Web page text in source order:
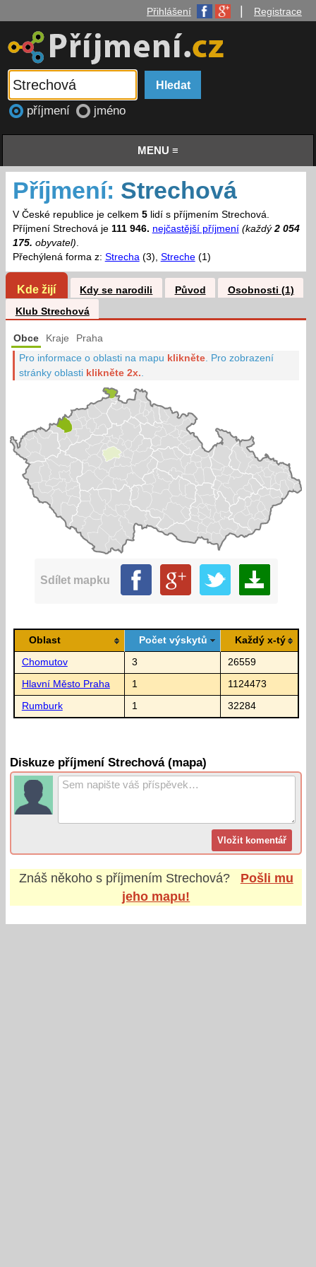
Přihlášení Registrace
příjmení jméno
MENU ≡
Příjmení: Strechová
V České republice je celkem 5lidí s příjmením Strechová.
Příjmení Strechová je 111 946. nejčastější příjmení (každý2 054
175. obyvatel).
Přechýlená forma z: Strecha(3), Streche(1)
Kde žijí Kdy se narodili Původ
Osobnosti (1)
Klub Strechová
Obce Kraje Praha
Pro informace o oblasti na mapu klikněte Pro zobrazení
stránky oblasti klikněte 2x.
Sdílet mapku
Oblast Počet výskytů Každý x-tý
Chomutov 3 26559
Hlavní Město Praha 1 1124473
Rumburk 1 32284
Diskuze příjmení Strechová (mapa)
Znáš někoho s příjmením Strechová?
Pošli mu
jeho mapu!